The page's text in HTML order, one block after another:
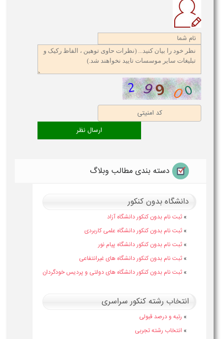
دسته بندی مطالب وبلاگ
دانشگاه بدون کنکور
» ثبت نام بدون کنکور دانشگاه آزاد
» ثبت نام بدون کنکور دانشگاه علمی کاربردی
» ثبت نام بدون کنکور دانشگاه پیام نور
» ثبت نام بدون کنکور دانشگاه های غیرانتفاعی
» ثبت نام بدون کنکور دانشگاه های دولتی و پردیس خودگردان
انتخاب رشته کنکور سراسری
» رتبه و درصد قبولی
» انتخاب رشته تجربی